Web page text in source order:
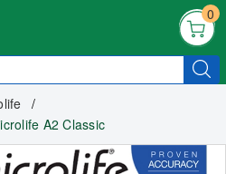
0
A2 Classic